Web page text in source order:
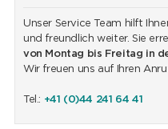
Unser Service Team hilft
und freundlich weiter. Sie
von Montag bis Freitag in
Wir freuen uns auf Ihren
Tel.: +41 (0)44 241 64 41